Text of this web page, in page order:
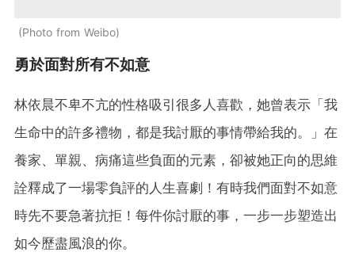
Photo from Weibo
勇於面對所有不如意
林依晨不卑不亢的性格吸引很多人喜歡，她曾表示「我
生命中的許多禮物，都是我討厭的事情帶給我的。」在
養家、單親、病痛這些負面的元素，卻被她正向的思維
詮釋成了一場零負評的人生喜劇！有時我們面對不如意
時先不要急著抗拒！每件你討厭的事，一步一步塑造出
如今歷盡風浪的你。